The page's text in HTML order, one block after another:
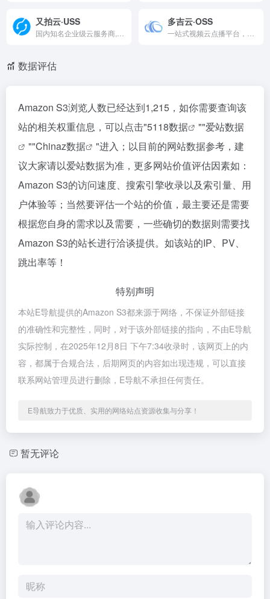
又拍云·USS 多吉云·OSS
数据评估
Amazon S3浏览人数已经达到1,215，如你需要查询该
站的相关权重信息，可以点击"5118数据 ""爱站数据
""Chinaz数据
"进入；以目前的网站数据参考，建
议大家请以爱站数据为准，更多网站价值评估因素如：
Amazon S3的访问速度、搜索引擎收录以及索引量、用
户体验等；当然要评估一个站的价值，最主要还是需要
根据您自身的需求以及需要，一些确切的数据则需要找
Amazon S3的站长进行洽谈提供。如该站的IP、PV、
跳出率等！
特别声明
本站E导航提供的Amazon S3都来源于网络，不保证外部链接
的准确性和完整性，同时，对于该外部链接的指向，不由E导航
实际控制，在2025年12月8日 下午7:34收录时，该网页上的内
容，都属于合规合法，后期网页的内容如出现违规，可以直接
联系网站管理员进行删除，E导航不承担任何责任。
E导航致力于优质、实用的网络站点资源收集与分享！
暂无评论